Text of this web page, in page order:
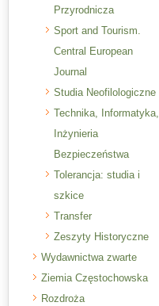
Przyrodnicza
Sport and Tourism.
Central European
Journal
Studia Neofilologiczne
Technika, Informatyka,
Inżynieria
Bezpieczeństwa
Tolerancja: studia i
szkice
Transfer
Zeszyty Historyczne
Wydawnictwa zwarte
Ziemia Częstochowska
Rozdroża